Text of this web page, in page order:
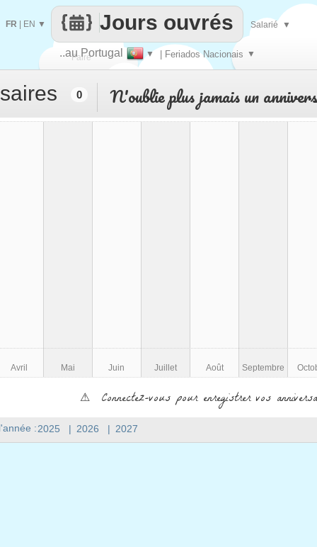
Faire
que
..au Portugal ▼ | Feriados Nacionais ▼
Jours ouvrés
FR EN ▼ Salarié ▼
:2025 | 2026 | 2027
0 N'oublie plus jamais un
Avril Mai Juin Juillet Août Septembre
⚠ Connectez-vous pour enregistrer vos